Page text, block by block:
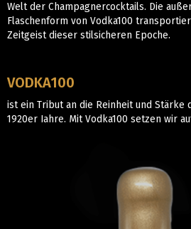
Welt der Champagnercocktails. Die
Flaschenform von Vodka100
Zeitgeist dieser stilsicheren Epoche.
VODKA100
ist ein Tribut an die Reinheit und Stärke
1920er Jahre. Mit Vodka100 setzen wir